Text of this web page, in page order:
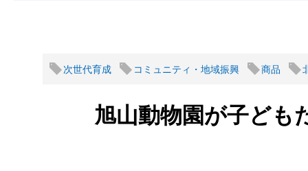
次世代育成 コミュニティ・地域振興 商品
旭山動物園が子ども